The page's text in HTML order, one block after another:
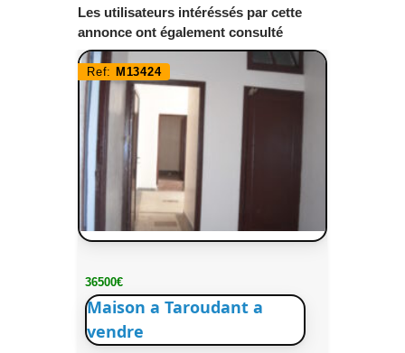
Les utilisateurs intéréssés par cette
annonce ont également consulté
Ref: M13424
36500€
Maison a Taroudant a
vendre